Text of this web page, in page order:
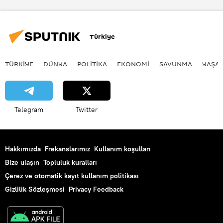
Türkiye
TÜRKIYE DÜNYA POLİTİKA EKONOMİ SAVUNMA
Telegram Twitter
Hakkımızda Frekanslarımız Kullanım koşulları
Bize ulaşın Topluluk kuralları
Çerez ve otomatik kayıt kullanım politikası
Gizlilik Sözleşmesi Privacy Feedback